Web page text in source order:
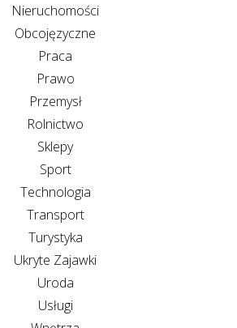
Nieruchomości
Obcojęzyczne
Praca
Prawo
Przemysł
Rolnictwo
Sklepy
Sport
Technologia
Transport
Turystyka
Ukryte Zajawki
Uroda
Usługi